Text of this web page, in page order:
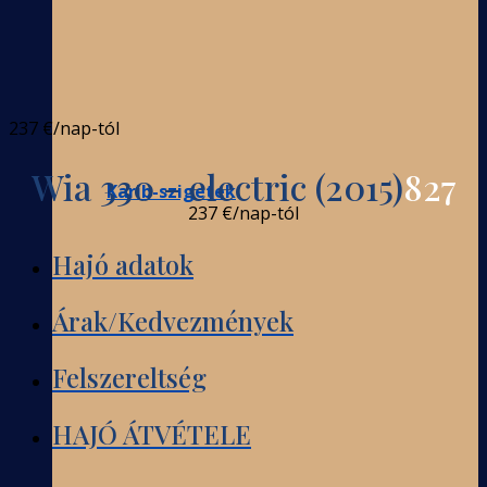
Karib-szigetek
237 €/nap-tól
Wia 330 - electric (2015)827
237 €/nap-tól
Hajó adatok
Árak/Kedvezmények
Felszereltség
HAJÓ ÁTVÉTELE